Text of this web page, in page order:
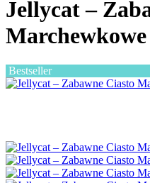
Jellycat –
Bestseller